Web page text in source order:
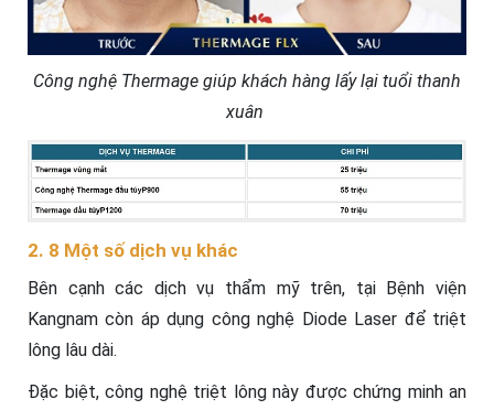
Công nghệ Thermage giúp khách hàng lấy lại tuổi thanh
xuân
2. 8 Một số dịch vụ khác
Bên cạnh các dịch vụ thẩm mỹ trên, tại Bệnh viện
Kangnam còn áp dụng công nghệ Diode Laser để triệt
lông lâu dài.
Đặc biệt, công nghệ triệt lông này được chứng minh an